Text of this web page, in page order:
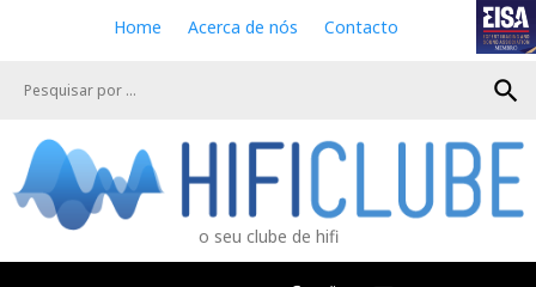
e
Home Acerca de nós Contacto
search
o seu clube de hifi